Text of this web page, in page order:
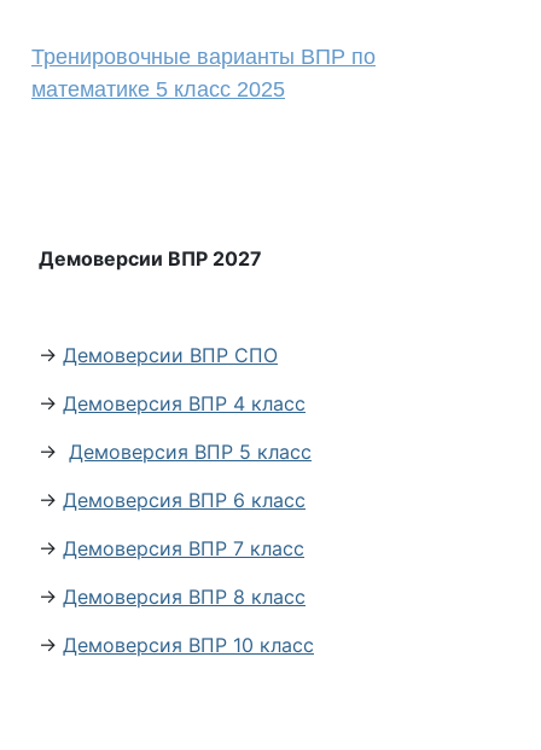
Тренировочные варианты ВПР по
математике 5 класс 2025
Демоверсии ВПР 2027
→ Демоверсии ВПР СПО
→ Демоверсия ВПР 4 класс
→ Демоверсия ВПР 5 класс
→ Демоверсия ВПР 6 класс
→ Демоверсия ВПР 7 класс
→ Демоверсия ВПР 8 класс
→ Демоверсия ВПР 10 класс